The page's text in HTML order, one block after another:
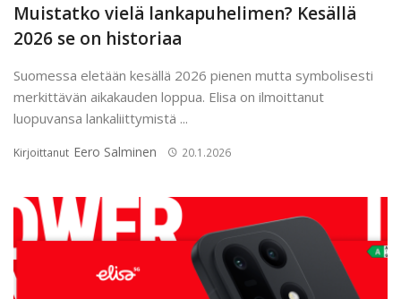
Muistatko vielä lankapuhelimen? Kesällä
2026 se on historiaa
Suomessa eletään kesällä 2026 pienen mutta symbolisesti
merkittävän aikakauden loppua. Elisa on ilmoittanut
luopuvansa lankaliittymistä ...
Kirjoittanut Eero Salminen 20.1.2026